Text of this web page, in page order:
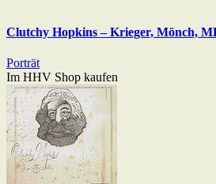
Clutchy Hopkins – Krieger, Mönch,
Porträt
Im HHV Shop kaufen